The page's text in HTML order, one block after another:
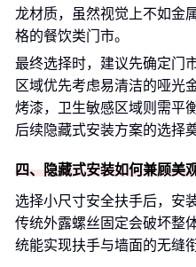
龙材质，虽然视觉上不如金
格的餐饮类门市。
最终选择时，建议先确定门
区域优先考虑易清洁的哑光
烤漆，卫生敏感区域则需平
后续隐藏式安装方案的选择
四、隐藏式安装如何兼顾美
选择小尺寸安全扶手后，安
传统外露螺丝固定会破坏整
统能实现扶手与墙面的无缝衔